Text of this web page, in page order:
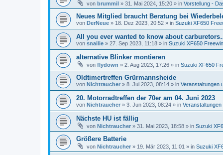
von brummil » 31. Mai 2024, 15:20 » in Vorstellung -
Neues Mitglied braucht Beratung bei
von DerNeue » 18. Dez 2023, 20:52 » in Suzuki XF650
All you ever wanted to know about
von snailie » 27. Sep 2023, 11:18 » in Suzuki XF650
alternative Blinker montieren
von flydown » 2. Aug 2023, 17:26 » in Suzuki XF650
Oldtimertreffen Grürmannsheide
von Nichtraucher » 8. Jul 2023, 08:14 » in Veranstaltungen
20. Motorradtreffen der 70er am 04. Juni 2023
von Nichtraucher » 3. Jun 2023, 08:24 » in Veranstaltungen
Nächste HU ist fällig
von Nichtraucher » 31. Mai 2023, 18:58 » in Suzuki
Größere Batterie
von Nichtraucher » 19. Mär 2023, 11:01 » in Suzuki